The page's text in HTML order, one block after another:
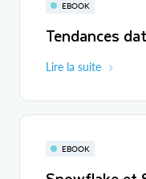
EBOOK
Tendances
Lire la suite
EBOOK